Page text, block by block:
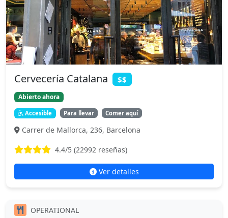
Cervecería Catalana $$
Abierto ahora
Accesible Para llevar Comer aquí
Carrer de Mallorca, 236, Barcelona
4.4/5 (22992 reseñas)
Ver detalles
OPERATIONAL